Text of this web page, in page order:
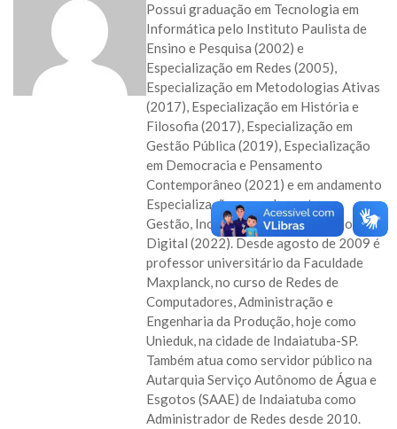
Possui graduação em Tecnologia em
Informática pelo Instituto Paulista de
Ensino e Pesquisa (2002) e
Especialização em Redes (2005),
Especialização em Metodologias Ativas
(2017), Especialização em História e
Filosofia (2017), Especialização em
Gestão Pública (2019), Especialização
em Democracia e Pensamento
Contemporâneo (2021) e em andamento
Especialização em andamento em
Gestão, Inovação e Transformação
Digital (2022). Desde agosto de 2009 é
professor universitário da Faculdade
Maxplanck, no curso de Redes de
Computadores, Administração e
Engenharia da Produção, hoje como
Unieduk, na cidade de Indaiatuba-SP.
Também atua como servidor público na
Autarquia Serviço Autônomo de Água e
Esgotos (SAAE) de Indaiatuba como
Administrador de Redes desde 2010.